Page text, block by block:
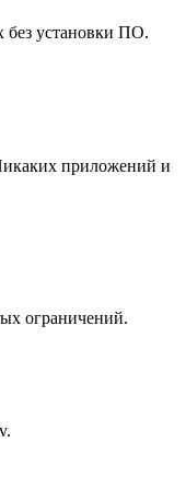
без установки ПО.
приложений и
ограничений.